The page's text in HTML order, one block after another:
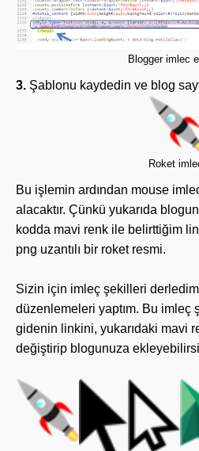
Blogger imlec
3. Şablonu kaydedin ve blog
Roket
Bu işlemin ardından mouse
alacaktır. Çünkü yukarıda
kodda mavi renk ile belirttiğim
png uzantılı bir roket resmi.
Sizin için imleç şekilleri
düzenlemeleri yaptım. Bu imleç
gidenin linkini, yukarıdaki mavi
değiştirip blogunuza